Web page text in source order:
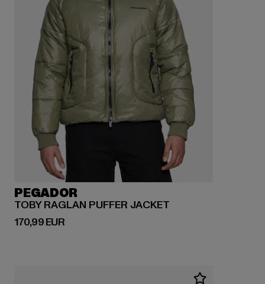
PEGADOR
TOBY RAGLAN PUFFER JACKET
170,99 EUR
Derzeitiger Preis: 170,99 EUR